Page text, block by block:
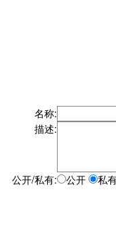
名称:
描述:
公开/私有: 公开
私